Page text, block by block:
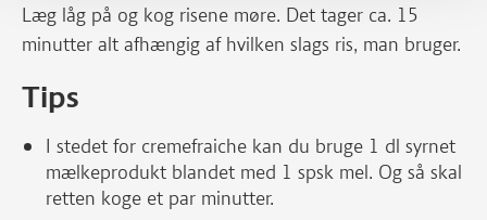
Læg låg på og kog risene møre. Det tager ca. 15
minutter alt afhængig af hvilken slags ris, man bruger.
Tips
I stedet for cremefraiche kan du bruge 1 dl syrnet
mælkeprodukt blandet med 1 spsk mel. Og så skal
retten koge et par minutter.